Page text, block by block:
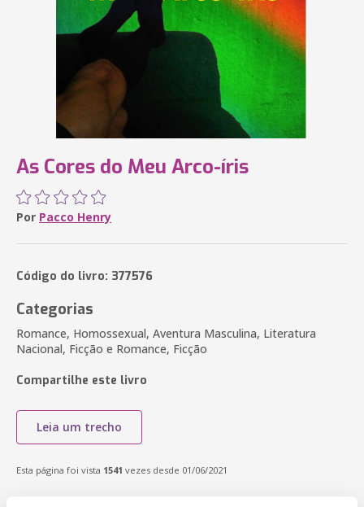
As Cores do Meu Arco-íris
Por Pacco Henry
Código do livro: 377576
Categorias
Romance, Homossexual, Aventura Masculina, Literatura
Nacional, Ficção e Romance, Ficção
Compartilhe este livro
Leia um trecho
Esta página foi vista 1541 vezes desde 01/06/2021